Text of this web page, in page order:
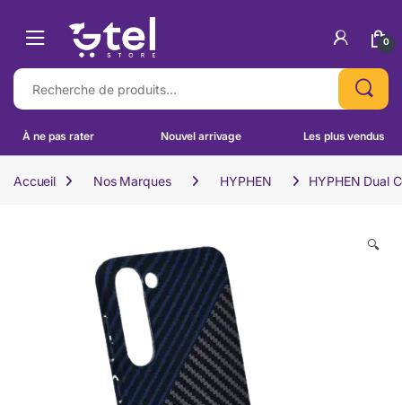
0
Recherche pour :
À ne pas rater Nouvel arrivage Les plus vendus
Accueil Nos Marques HYPHEN HYPHEN Dual
🔍